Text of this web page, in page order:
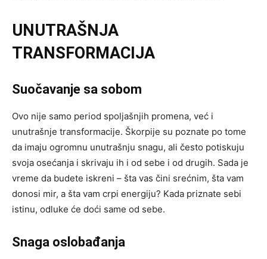
UNUTRAŠNJA
TRANSFORMACIJA
Suočavanje sa sobom
Ovo nije samo period spoljašnjih promena, već i
unutrašnje transformacije. Škorpije su poznate po tome
da imaju ogromnu unutrašnju snagu, ali često potiskuju
svoja osećanja i skrivaju ih i od sebe i od drugih. Sada je
vreme da budete iskreni – šta vas čini srećnim, šta vam
donosi mir, a šta vam crpi energiju? Kada priznate sebi
istinu, odluke će doći same od sebe.
Snaga oslobađanja